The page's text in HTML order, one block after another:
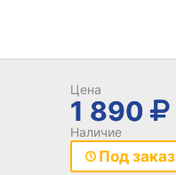
Цена
1 890
Наличие
Под заказ